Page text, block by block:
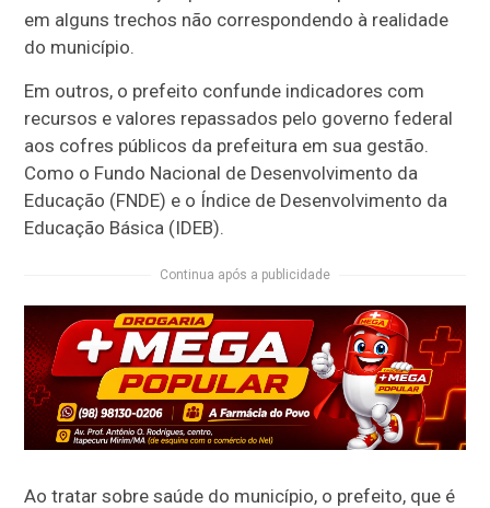
em alguns trechos não correspondendo à realidade
do município.
Em outros, o prefeito confunde indicadores com
recursos e valores repassados pelo governo federal
aos cofres públicos da prefeitura em sua gestão.
Como o Fundo Nacional de Desenvolvimento da
Educação (FNDE) e o Índice de Desenvolvimento da
Educação Básica (IDEB).
Continua após a publicidade
Ao tratar sobre saúde do município, o prefeito, que é